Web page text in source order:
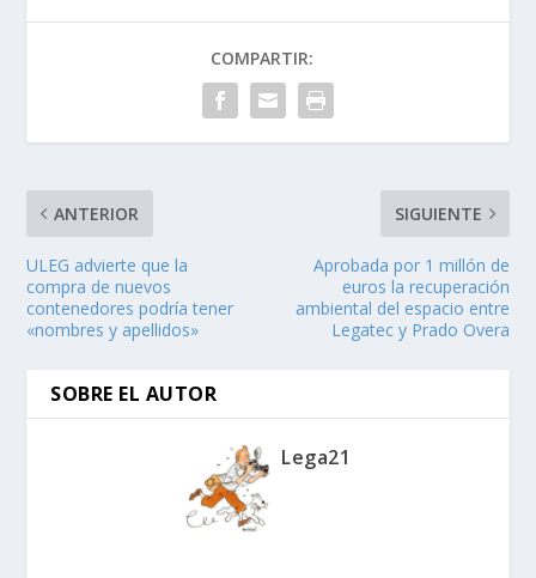
COMPARTIR:
ANTERIOR
ULEG advierte que la
compra de nuevos
contenedores podría tener
«nombres y apellidos»
SIGUIENTE
Aprobada por 1 millón de
euros la recuperación
ambiental del espacio entre
Legatec y Prado Overa
SOBRE EL AUTOR
Lega21